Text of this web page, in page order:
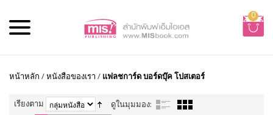
0
หน้าหลัก /หนังสือของเรา / แฟลชการ์ด บอร์ดบุ๊ค โปสเตอร์
เรียงตาม
ดูในมุมมอง: